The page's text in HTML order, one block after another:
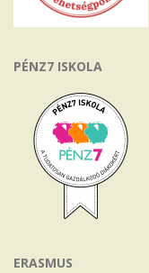
PÉNZ7 ISKOLA
ERASMUS